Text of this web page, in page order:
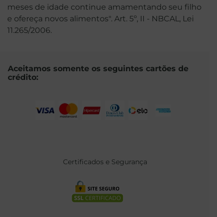
meses de idade continue amamentando seu filho
e ofereça novos alimentos". Art. 5º, II - NBCAL, Lei
11.265/2006.
Aceitamos somente os seguintes cartões de
crédito:
Certificados e Segurança